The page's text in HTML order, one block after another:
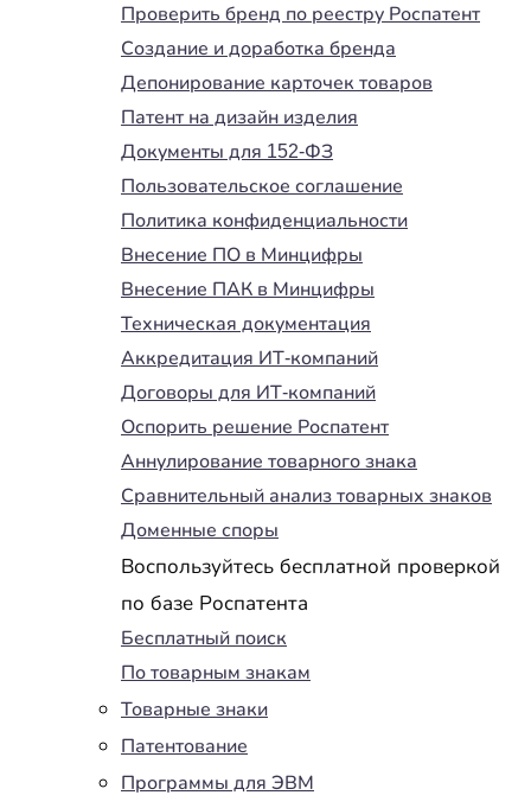
Проверить бренд по реестру Роспатент
Создание и доработка бренда
Депонирование карточек товаров
Патент на дизайн изделия
Документы для 152-ФЗ
Пользовательское соглашение
Политика конфиденциальности
Внесение ПО в Минцифры
Внесение ПАК в Минцифры
Техническая документация
Аккредитация ИТ-компаний
Договоры для ИТ-компаний
Оспорить решение Роспатент
Аннулирование товарного знака
Сравнительный анализ товарных знаков
Доменные споры
Воспользуйтесь бесплатной проверкой
по базе Роспатента
Бесплатный поиск
По товарным знакам
Товарные знаки
Патентование
Программы для ЭВМ